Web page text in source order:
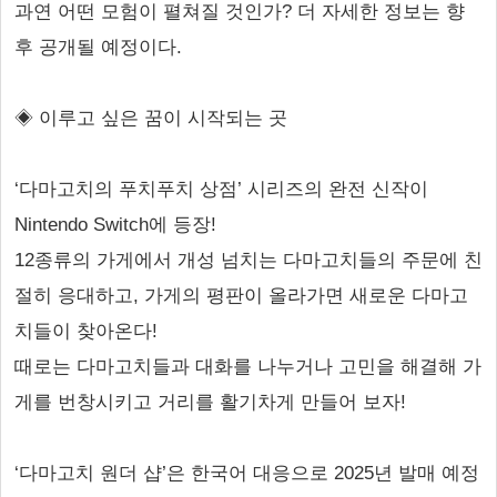
과연 어떤 모험이 펼쳐질 것인가? 더 자세한 정보는 향
후 공개될 예정이다.
◈ 이루고 싶은 꿈이 시작되는 곳
‘다마고치의 푸치푸치 상점’ 시리즈의 완전 신작이
Nintendo Switch에 등장!
12종류의 가게에서 개성 넘치는 다마고치들의 주문에 친
절히 응대하고, 가게의 평판이 올라가면 새로운 다마고
치들이 찾아온다!
때로는 다마고치들과 대화를 나누거나 고민을 해결해 가
게를 번창시키고 거리를 활기차게 만들어 보자!
‘다마고치 원더 샵’은 한국어 대응으로 2025년 발매 예정